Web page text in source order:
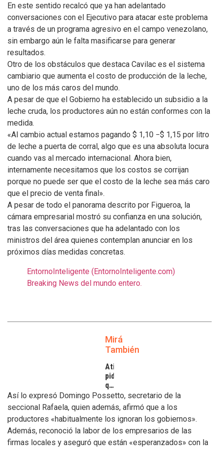
En este sentido recalcó que ya han adelantado
conversaciones con el Ejecutivo para atacar este problema
a través de un programa agresivo en el campo venezolano,
sin embargo aún le falta masificarse para generar
resultados.
Otro de los obstáculos que destaca Cavilac es el sistema
cambiario que aumenta el costo de producción de la leche,
uno de los más caros del mundo.
A pesar de que el Gobierno ha establecido un subsidio a la
leche cruda, los productores aún no están conformes con la
medida.
«Al cambio actual estamos pagando $ 1,10 −$ 1,15 por litro
de leche a puerta de corral, algo que es una absoluta locura
cuando vas al mercado internacional. Ahora bien,
internamente necesitamos que los costos se corrijan
porque no puede ser que el costo de la leche sea más caro
que el precio de venta final».
A pesar de todo el panorama descrito por Figueroa, la
cámara empresarial mostró su confianza en una solución,
tras las conversaciones que ha adelantado con los
ministros del área quienes contemplan anunciar en los
próximos días medidas concretas.
EntornoInteligente (EntornoInteligente.com)
Breaking News del mundo entero.
Mirá
También
Atilra
pide
que
se
atiendan
los
inconvenientes
de
los
Así lo expresó Domingo Possetto, secretario de la
seccional Rafaela, quien además, afirmó que a los
productores «habitualmente los ignoran los gobiernos».
Además, reconoció la labor de los empresarios de las
firmas locales y aseguró que están «esperanzados» con la